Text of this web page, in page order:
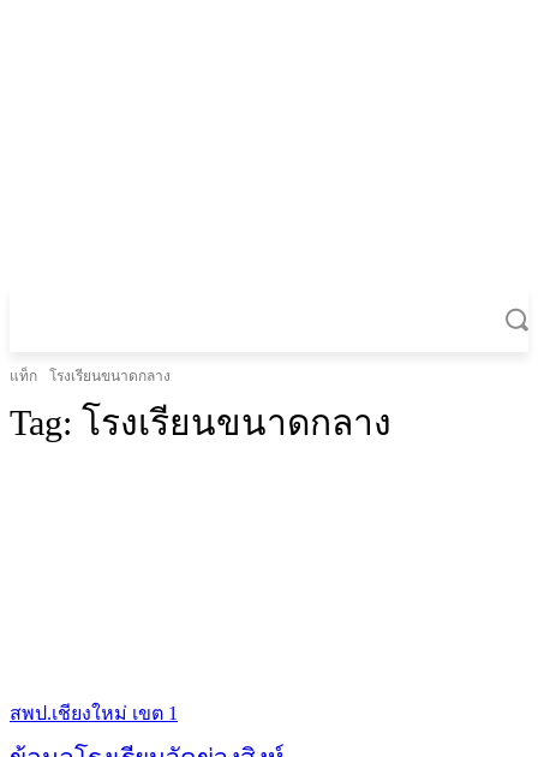
แท็ก โรงเรียนขนาดกลาง
Tag: โรงเรียนขนาดกลาง
สพป.เชียงใหม่ เขต 1